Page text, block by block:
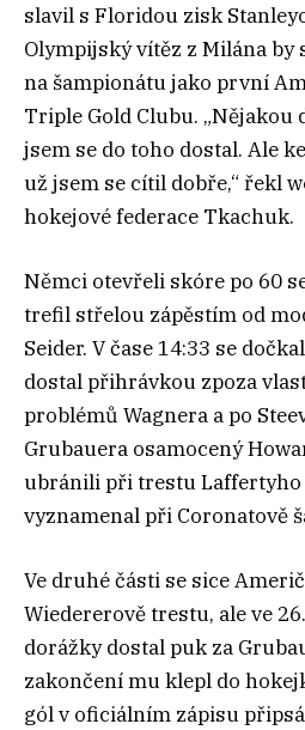
slavil s Floridou zisk
Olympijský vítěz z Milána
na šampionátu jako první
Triple Gold Clubu. „Nějakou
jsem se do toho dostal. Ale
už jsem se cítil dobře,“ řekl
hokejové federace Tkachuk.
Němci otevřeli skóre po 60
trefil střelou zápěstím od
Seider. V čase 14:33 se
dostal přihrávkou zpoza
problémů Wagnera a po
Grubauera osamocený
ubránili při trestu Laffertyho
vyznamenal při Coronatově
Ve druhé části se sice
Wiedererově trestu, ale ve
dorážky dostal puk za
zakončení mu klepl do
gól v oficiálním zápisu